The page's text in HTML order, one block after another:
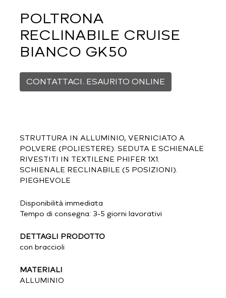
POLTRONA
RECLINABILE CRUISE
BIANCO GK50
CONTATTACI. ESAURITO ONLINE
STRUTTURA IN ALLUMINIO, VERNICIATO A
POLVERE (POLIESTERE). SEDUTA E SCHIENALE
RIVESTITI IN TEXTILENE PHIFER 1X1.
SCHIENALE RECLINABILE (5 POSIZIONI).
PIEGHEVOLE
Disponibilità immediata
Tempo di consegna: 3-5 giorni lavorativi
DETTAGLI PRODOTTO
con braccioli
MATERIALI
ALLUMINIO